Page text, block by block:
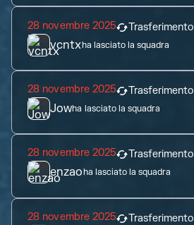
28 novembre 2025 Trasferimento
vcntxha lasciato la squadra
28 novembre 2025 Trasferimento
Jowha lasciato la squadra
28 novembre 2025 Trasferimento
enzaoha lasciato la squadra
28 novembre 2025 Trasferimento